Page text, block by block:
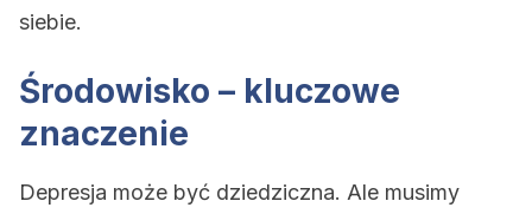
siebie.
Środowisko – kluczowe
znaczenie
Depresja może być dziedziczna. Ale musimy